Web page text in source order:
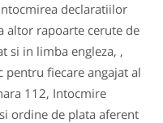
declaratiilor
altor rapoarte cerute de
si in limba engleza, ,
pentru fiecare angajat al
112, Intocmire
ordine de plata aferent